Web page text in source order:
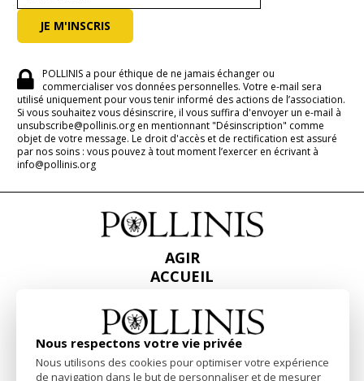
POLLINIS a pour éthique de ne jamais échanger ou
commercialiser vos données personnelles. Votre e-mail sera
utilisé uniquement pour vous tenir informé des actions de l’association.
Si vous souhaitez vous désinscrire, il vous suffira d'envoyer un e-mail à
unsubscribe@pollinis.org en mentionnant "Désinscription" comme
objet de votre message. Le droit d'accès et de rectification est assuré
par nos soins : vous pouvez à tout moment l’exercer en écrivant à
info@pollinis.org
AGIR
ACCUEIL
PRESSE
RAPPORTS & BILANS
FacebookLinkedinInstagram
Nous respectons votre vie privée
Nous utilisons des cookies pour optimiser votre expérience
de navigation dans le but de personnaliser et de mesurer